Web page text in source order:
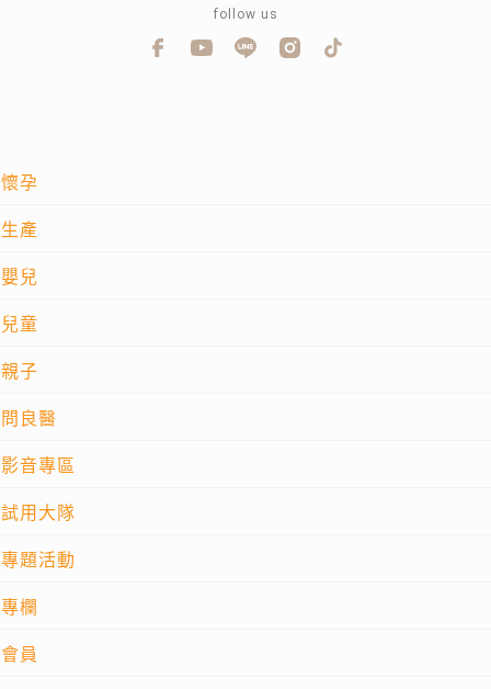
懷孕
生產
嬰兒
兒童
親子
問良醫
影音專區
試用大隊
專題活動
專欄
會員
follow us